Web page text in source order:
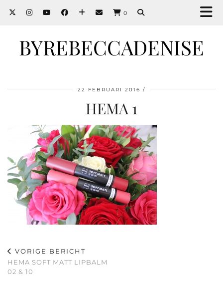
0
BYREBECCADENISE
22 FEBRUARI 2016
HEMA 1
VORIGE BERICHT
HEMA SOFT MATT LIPBALM
02 & 10